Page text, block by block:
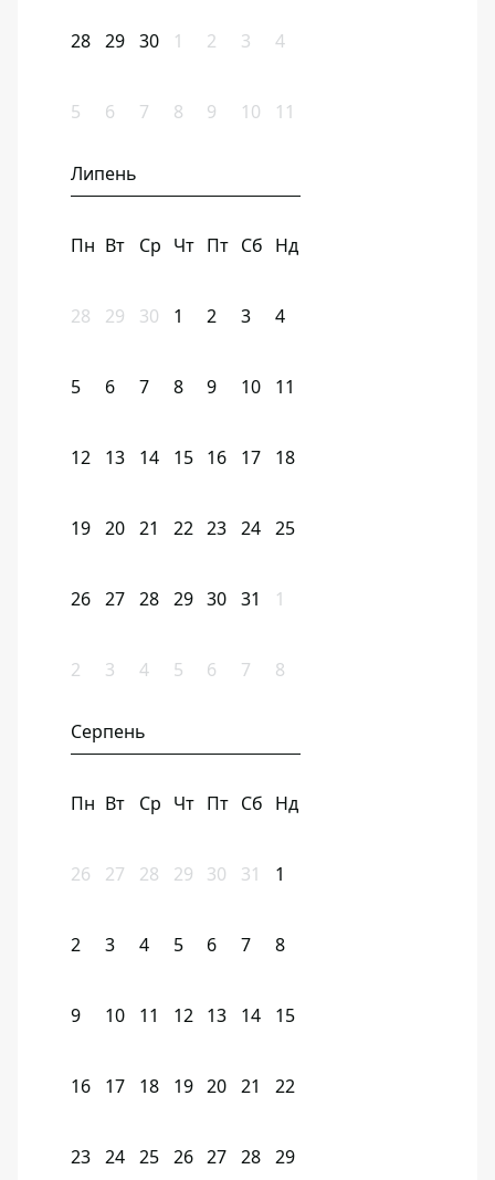
28 29 30 1 2 3 4
5 6 7 8 9 10 11
Липень
Пн Вт Ср Чт Пт Сб Нд
28 29 30 1 2 3 4
5 6 7 8 9 10 11
12 13 14 15 16 17 18
19 20 21 22 23 24 25
26 27 28 29 30 31 1
2 3 4 5 6 7 8
Серпень
Пн Вт Ср Чт Пт Сб Нд
26 27 28 29 30 31 1
2 3 4 5 6 7 8
9 10 11 12 13 14 15
16 17 18 19 20 21 22
23 24 25 26 27 28 29